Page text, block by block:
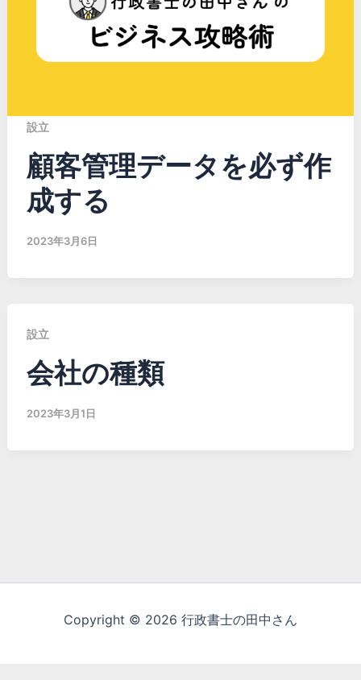
設立
顧客管理データを必ず作
成する
2023年3月6日
設立
会社の種類
2023年3月1日
Copyright © 2026 行政書士の田中さん